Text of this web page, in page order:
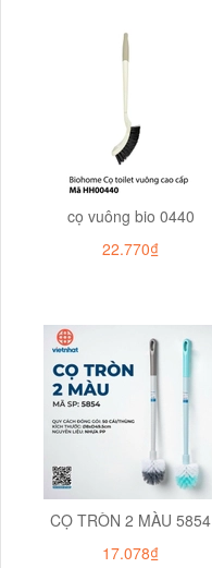
cọ vuông bio 0440
22.770₫
CỌ TRÒN 2 MÀU 5854
17.078₫